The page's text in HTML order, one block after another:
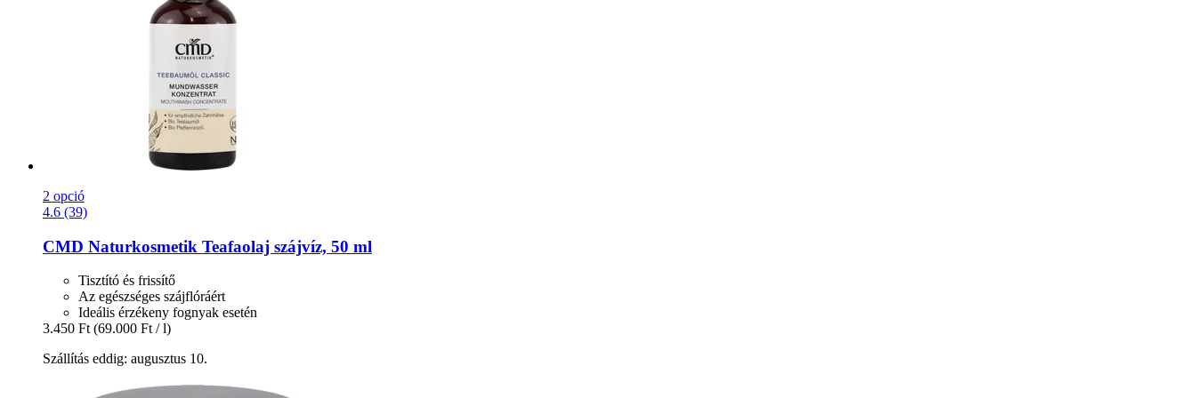
2 opció
4.6 (39)
CMD Naturkosmetik Teafaolaj szájvíz, 50 ml
Tisztító és frissítő
Az egészséges szájflóráért
Ideális érzékeny fognyak esetén
3.450 Ft (69.000 Ft / l)
Szállítás eddig: augusztus 10.